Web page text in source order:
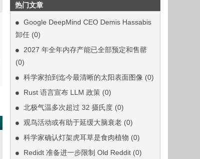
热门文章
Google DeepMind CEO Demis Hassabis
卸任 (0)
2027 年全年内存产能已全部预定和售罄
(0)
科学家拍到迄今最清晰的太阳表面图像 (0)
Rust 语言宣布 LLM 政策 (0)
北极气温多次超过 32 摄氏度 (0)
观鸟活动或有助于延缓大脑衰老 (0)
科学家确认灯架虎耳草是食肉植物 (0)
Redidt 准备进一步限制 Old Reddit (0)